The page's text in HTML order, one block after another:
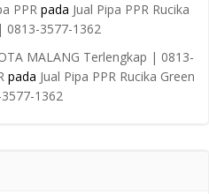
PPR pada Jual Pipa PPR Rucika
0813-3577-1362
MALANG Terlengkap | 0813-
pada Jual Pipa PPR Rucika Green
1362